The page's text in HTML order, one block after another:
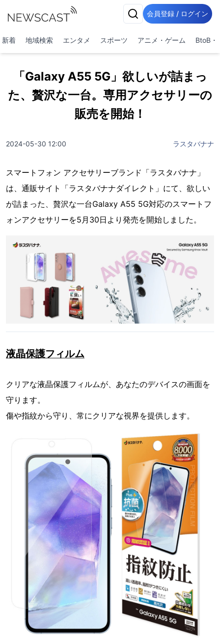
会員登録 / ログイン
新着 地域検索 エンタメ スポーツ アニメ・ゲーム BtoB・
「Galaxy A55 5G」欲しいが詰まっ
た、贅沢な一台。専用アクセサリーの
販売を開始！
2024-05-30 12:00 ラスタバナナ
スマートフォン アクセサリーブランド「ラスタバナナ」
は、通販サイト「ラスタバナナダイレクト」にて、欲しい
が詰まった、贅沢な一台Galaxy A55 5G対応のスマートフ
ォンアクセサリーを5月30日より発売を開始しました。
液晶保護フィルム
クリアな液晶保護フィルムが、あなたのデバイスの画面を
守ります。
傷や指紋から守り、常にクリアな視界を提供します。